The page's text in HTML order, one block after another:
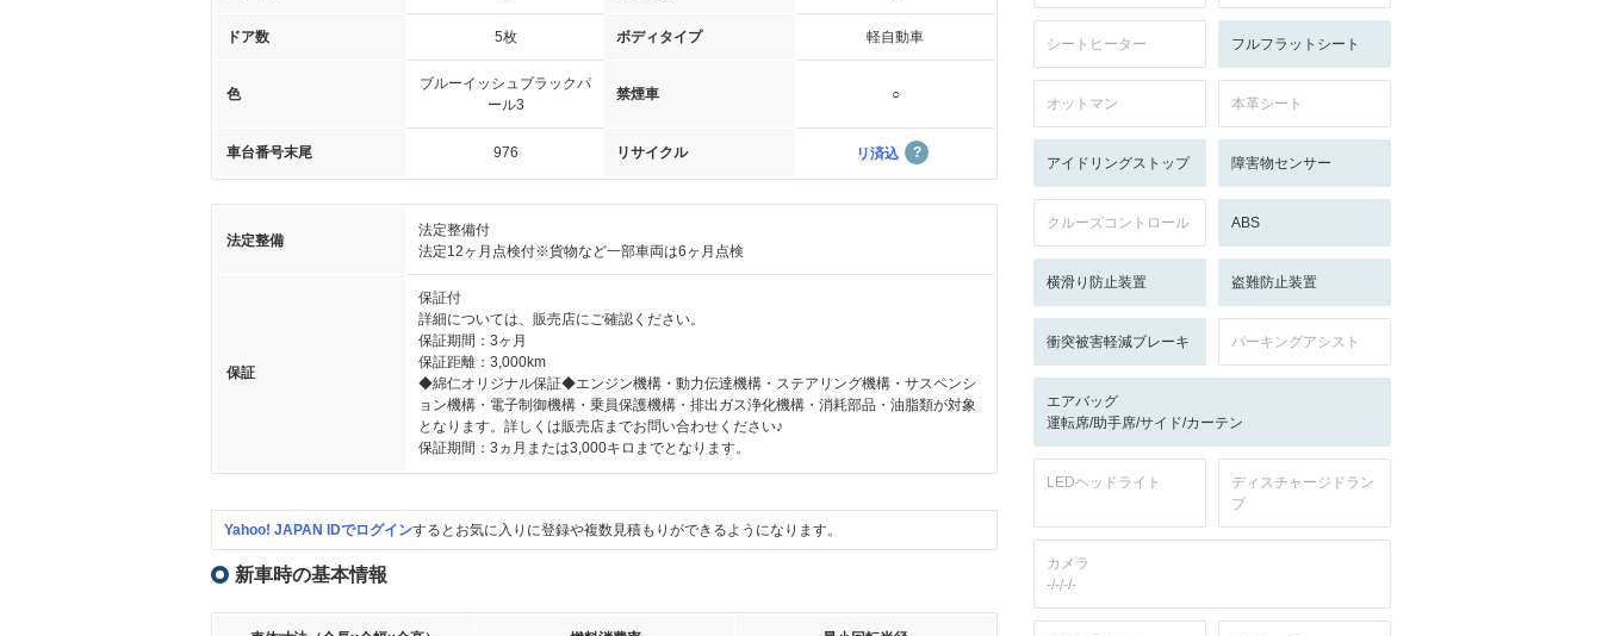
ドア数 5枚 ボディタイプ 軽自動車
色
ブルーイッシュブラックパ
ール3
禁煙車 ○
車台番号末尾 976 リサイクル リ済込
法定整備
法定整備付
法定12ヶ月点検付※貨物など一部車両は6ヶ月点検
保証
保証付
詳細については、販売店にご確認ください。
保証期間：3ヶ月
保証距離：3,000km
◆綿仁オリジナル保証◆エンジン機構・動力伝達機構・ステアリング機構・サスペンシ
ョン機構・電子制御機構・乗員保護機構・排出ガス浄化機構・消耗部品・油脂類が対象
となります。詳しくは販売店までお問い合わせください♪
保証期間：3ヵ月または3,000キロまでとなります。
Yahoo! JAPAN IDでログインするとお気に入りに登録や複数見積もりができるようになります。
新車時の基本情報
シートヒーター フルフラットシート
オットマン 本革シート
アイドリングストップ 障害物センサー
クルーズコントロール ABS
横滑り防止装置 盗難防止装置
衝突被害軽減ブレーキ パーキングアシスト
エアバッグ
運転席/助手席/サイド/カーテン
LEDヘッドライト
ディスチャージドラン
プ
カメラ
-/-/-/-